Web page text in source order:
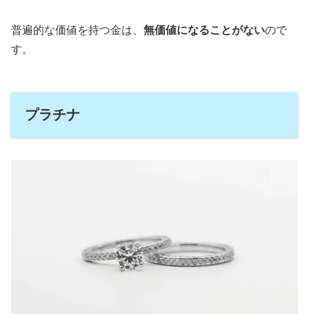
普遍的な価値を持つ金は、 無価値になることがないので
す。
プラチナ